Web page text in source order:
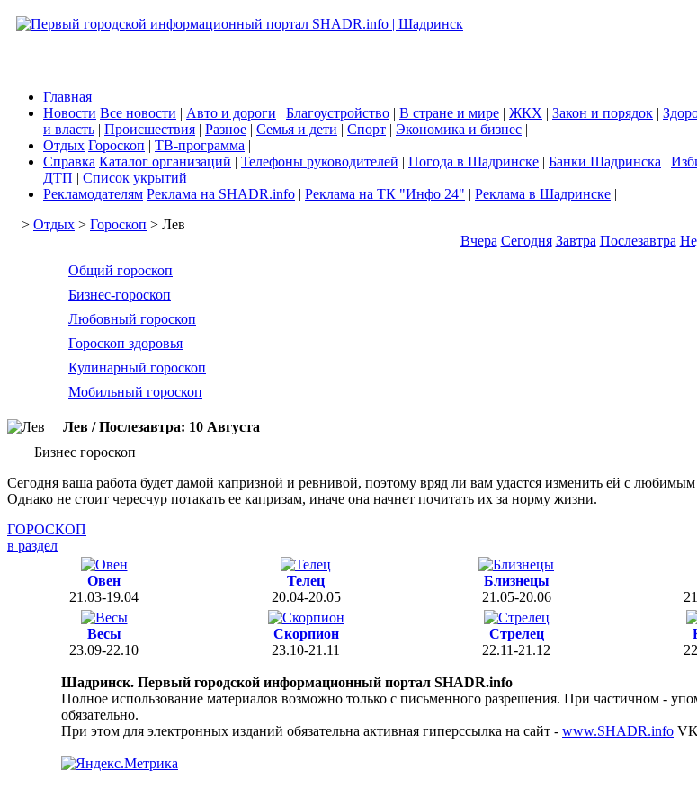
Главная
Новости Все новости | Авто и дороги | Благоустройство | В стране и мире | ЖКХ | Закон и порядок |
и власть | Происшествия | Разное | Семья и дети | Спорт | Экономика и бизнес |
Отдых Гороскоп | ТВ-программа |
Справка Каталог организаций | Телефоны руководителей | Погода в Шадринске | Банки Шадринска |
ДТП | Список укрытий |
Рекламодателям Реклама на SHADR.info | Реклама на ТК "Инфо 24" | Реклама в Шадринске |
> Отдых > Гороскоп > Лев
Вчера Сегодня Завтра Послезавтра
Общий гороскоп
Бизнес-гороскоп
Любовный гороскоп
Гороскоп здоровья
Кулинарный гороскоп
Мобильный гороскоп
Лев / Послезавтра: 10 Августа
Бизнес гороскоп
Сегодня ваша работа будет дамой капризной и ревнивой, поэтому вряд ли вам удастся изменить ей с
Однако не стоит чересчур потакать ее капризам, иначе она начнет почитать их за норму жизни.
ГОРОСКОП
в раздел
Овен
21.03-19.04
Телец
20.04-20.05
Близнецы
21.05-20.06
Весы
23.09-22.10
Скорпион
23.10-21.11
Стрелец
22.11-21.12
Шадринск. Первый городской информационный портал SHADR.info
Полное использование материалов возможно только с письменного разрешения. При частичном -
обязательно.
При этом для электронных изданий обязательна активная гиперссылка на сайт - www.SHADR.info